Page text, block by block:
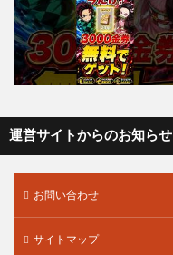
運営サイトからのお知らせ
お問い合わせ
サイトマップ